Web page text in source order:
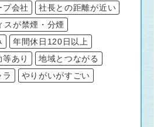
プ会社
社長との距離が近い
スが禁煙・分煙
年間休日120日以上
あり
地域とつながる
ラ
やりがいがすごい